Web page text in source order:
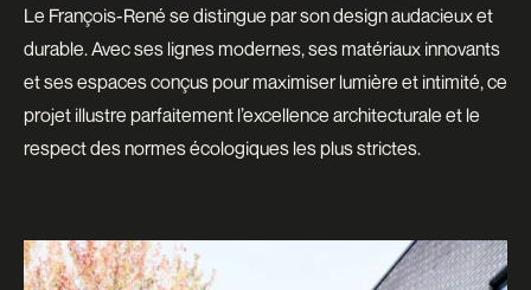
Le François-René se distingue par son design audacieux et
durable. Avec ses lignes modernes, ses matériaux innovants
et ses espaces conçus pour maximiser lumière et intimité, ce
projet illustre parfaitement l’excellence architecturale et le
respect des normes écologiques les plus strictes.